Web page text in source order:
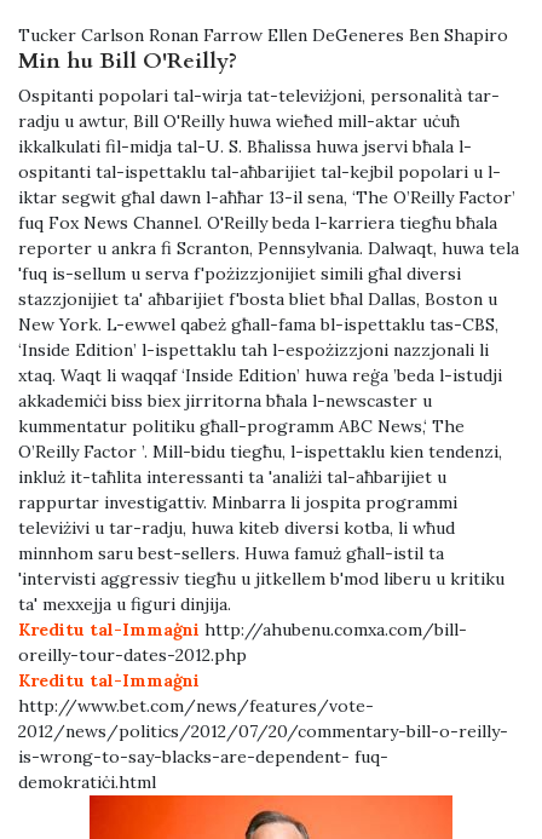
Tucker Carlson Ronan Farrow Ellen DeGeneres Ben Shapiro
Min hu Bill O'Reilly?
Ospitanti popolari tal-wirja tat-televiżjoni, personalità tar-
radju u awtur, Bill O'Reilly huwa wieħed mill-aktar uċuħ
ikkalkulati fil-midja tal-U. S. Bħalissa huwa jservi bħala l-
ospitanti tal-ispettaklu tal-aħbarijiet tal-kejbil popolari u l-
iktar segwit għal dawn l-aħħar 13-il sena, ‘The O’Reilly Factor’
fuq Fox News Channel. O'Reilly beda l-karriera tiegħu bħala
reporter u ankra fi Scranton, Pennsylvania. Dalwaqt, huwa tela
'fuq is-sellum u serva f'pożizzjonijiet simili għal diversi
stazzjonijiet ta' aħbarijiet f'bosta bliet bħal Dallas, Boston u
New York. L-ewwel qabeż għall-fama bl-ispettaklu tas-CBS,
‘Inside Edition’ l-ispettaklu tah l-espożizzjoni nazzjonali li
xtaq. Waqt li waqqaf ‘Inside Edition’ huwa reġa ’beda l-istudji
akkademiċi biss biex jirritorna bħala l-newscaster u
kummentatur politiku għall-programm ABC News,‘ The
O’Reilly Factor ’. Mill-bidu tiegħu, l-ispettaklu kien tendenzi,
inkluż it-taħlita interessanti ta 'analiżi tal-aħbarijiet u
rappurtar investigattiv. Minbarra li jospita programmi
televiżivi u tar-radju, huwa kiteb diversi kotba, li wħud
minnhom saru best-sellers. Huwa famuż għall-istil ta
'intervisti aggressiv tiegħu u jitkellem b'mod liberu u kritiku
ta' mexxejja u figuri dinjija.
Kreditu tal-Immaġni http://ahubenu.comxa.com/bill-
oreilly-tour-dates-2012.php
Kreditu tal-Immaġni
http://www.bet.com/news/features/vote-
2012/news/politics/2012/07/20/commentary-bill-o-reilly-
is-wrong-to-say-blacks-are-dependent- fuq-
demokratiċi.html